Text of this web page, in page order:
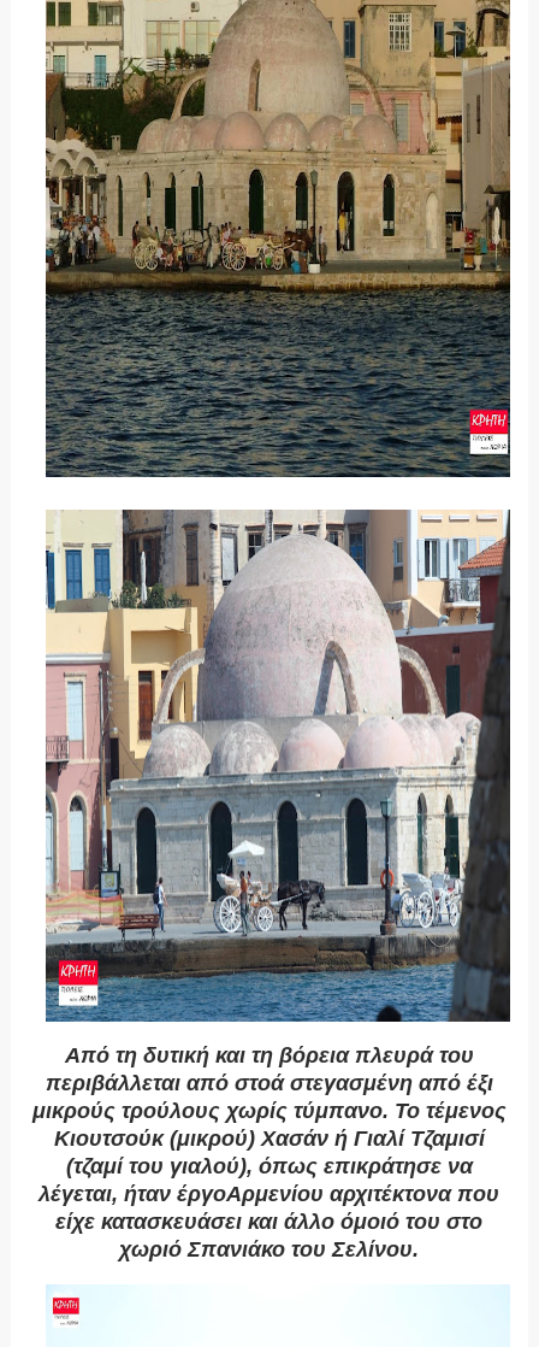
Από τη δυτική και τη βόρεια πλευρά του
περιβάλλεται από στοά στεγασμένη από έξι
μικρούς τρούλους χωρίς τύμπανο. Το τέμενος
Κιουτσούκ (μικρού) Χασάν ή Γιαλί Τζαμισί
(τζαμί του γιαλού), όπως επικράτησε να
λέγεται, ήταν έργοΑρμενίου αρχιτέκτονα που
είχε κατασκευάσει και άλλο όμοιό του στο
χωριό Σπανιάκο του Σελίνου.